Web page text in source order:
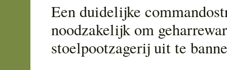
Een duidelijke
noodzakelijk om
stoelpootzagerij uit te